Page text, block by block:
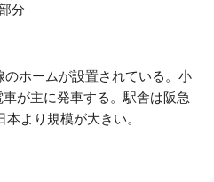
分
ホームが設置されている。小
が主に発車する。駅舎は阪急
より規模が大きい。